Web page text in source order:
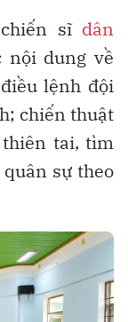
sĩ dân
nội dung về
lệnh đội
chiến thuật
thiên tai, tìm
sự theo